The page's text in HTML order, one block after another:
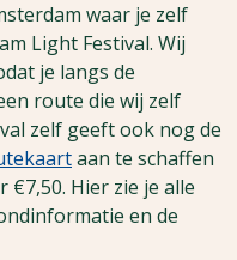
waar je zelf
Light Festival. Wij
je langs de
route die wij zelf
zelf geeft ook nog de
aan te schaffen
Hier zie je alle
en de